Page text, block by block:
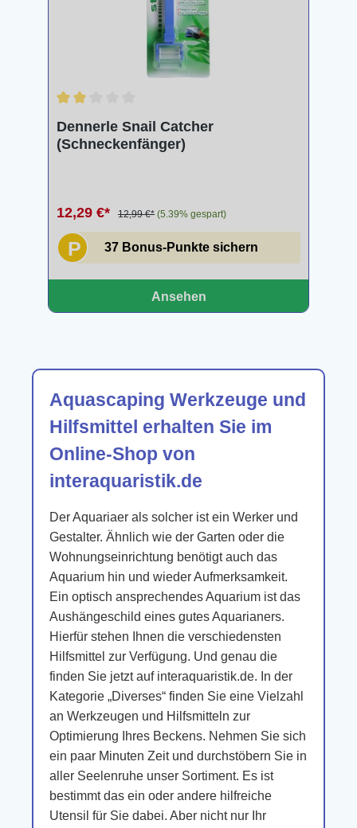
Dennerle Snail Catcher
(Schneckenfänger)
12,29 €* 12,99 €* (5.39% gespart)
P 37 Bonus-Punkte sichern
Ansehen
Aquascaping Werkzeuge und
Hilfsmittel erhalten Sie im
Online-Shop von
interaquaristik.de
Der Aquariaer als solcher ist ein Werker und
Gestalter. Ähnlich wie der Garten oder die
Wohnungseinrichtung benötigt auch das
Aquarium hin und wieder Aufmerksamkeit.
Ein optisch ansprechendes Aquarium ist das
Aushängeschild eines gutes Aquarianers.
Hierfür stehen Ihnen die verschiedensten
Hilfsmittel zur Verfügung. Und genau die
finden Sie jetzt auf interaquaristik.de. In der
Kategorie „Diverses“ finden Sie eine Vielzahl
an Werkzeugen und Hilfsmitteln zur
Optimierung Ihres Beckens. Nehmen Sie sich
ein paar Minuten Zeit und durchstöbern Sie in
aller Seelenruhe unser Sortiment. Es ist
bestimmt das ein oder andere hilfreiche
Utensil für Sie dabei. Aber nicht nur Ihr